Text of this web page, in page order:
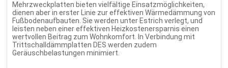
Mehrzweckplatten bieten vielfältige Einsatzmöglichkeiten,
dienen aber in erster Linie zur effektiven Wärmedämmung von
Fußbodenaufbauten. Sie werden unter Estrich verlegt, und
leisten neben einer effektiven Heizkostenersparnis einen
wertvollen Beitrag zum Wohnkomfort. In Verbindung mit
Trittschalldämmplatten DES werden zudem
Geräuschbelastungen minimiert.